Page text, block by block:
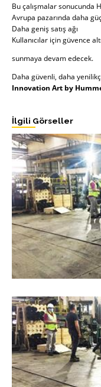
Bu çalışmalar sonucunda
Avrupa pazarında daha
Daha geniş satış ağı
Kullanıcılar için güvence
sunmaya devam edecek.
Daha güvenli, daha
Innovation Art by
İlgili Görseller